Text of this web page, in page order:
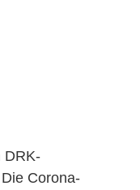
DRK-
Corona-